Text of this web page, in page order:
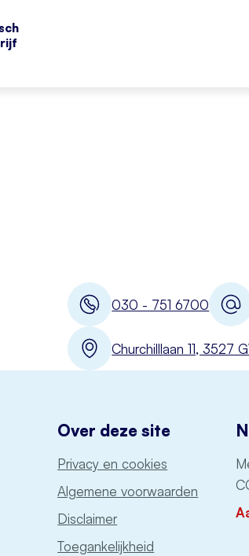
030 - 751 6700
Churchilllaan 11, 3527
Over deze site
Privacy en cookies
Algemene voorwaarden
Disclaimer
Toegankelijkheid